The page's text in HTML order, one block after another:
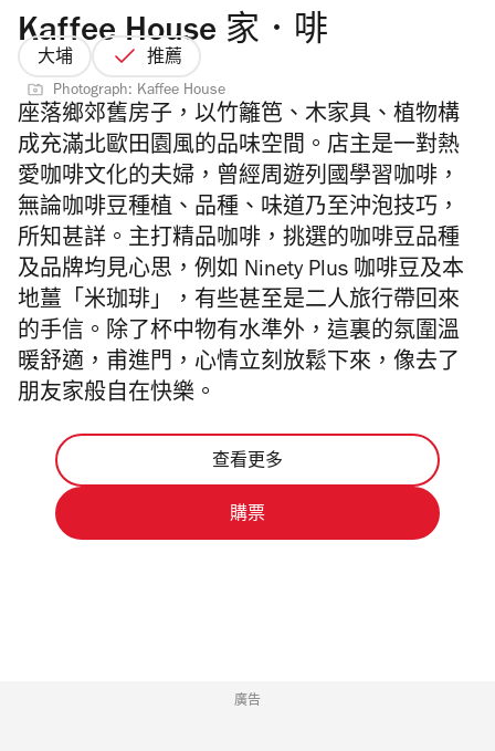
Kaffee House 家．啡
大埔 推薦
Photograph: Kaffee House
座落鄉郊舊房子，以竹籬笆、木家具、植物構
成充滿北歐田園風的品味空間。店主是一對熱
愛咖啡文化的夫婦，曾經周遊列國學習咖啡，
無論咖啡豆種植、品種、味道乃至沖泡技巧，
所知甚詳。主打精品咖啡，挑選的咖啡豆品種
及品牌均見心思，例如 Ninety Plus 咖啡豆及本
地薑「米珈琲」，有些甚至是二人旅行帶回來
的手信。除了杯中物有水準外，這裏的氛圍溫
暖舒適，甫進門，心情立刻放鬆下來，像去了
朋友家般自在快樂。
查看更多
購票
廣告